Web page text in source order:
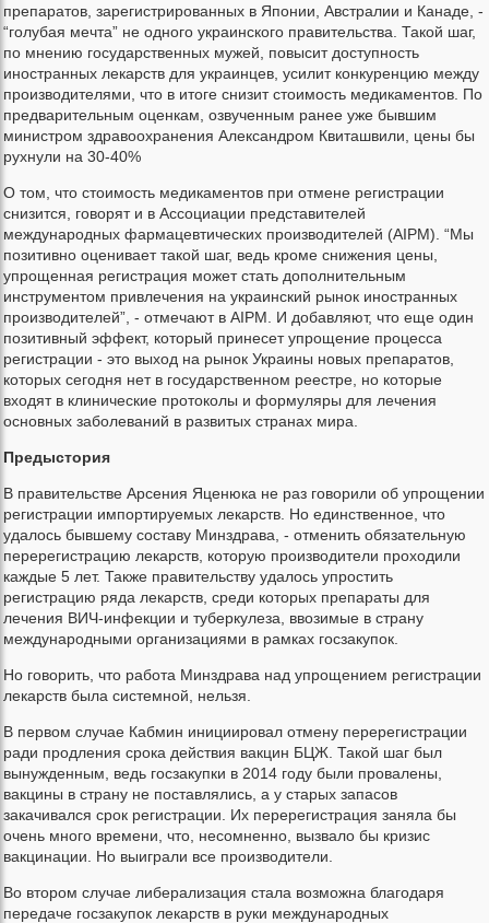
препаратов, зарегистрированных в Японии, Австралии и Канаде, -
“голубая мечта” не одного украинского правительства. Такой шаг,
по мнению государственных мужей, повысит доступность
иностранных лекарств для украинцев, усилит конкуренцию между
производителями, что в итоге снизит стоимость медикаментов. По
предварительным оценкам, озвученным ранее уже бывшим
министром здравоохранения Александром Квиташвили, цены бы
рухнули на 30-40%
О том, что стоимость медикаментов при отмене регистрации
снизится, говорят и в Ассоциации представителей
международных фармацевтических производителей (AIPM). “Мы
позитивно оценивает такой шаг, ведь кроме снижения цены,
упрощенная регистрация может стать дополнительным
инструментом привлечения на украинский рынок иностранных
производителей”, - отмечают в AIPM. И добавляют, что еще один
позитивный эффект, который принесет упрощение процесса
регистрации - это выход на рынок Украины новых препаратов,
которых сегодня нет в государственном реестре, но которые
входят в клинические протоколы и формуляры для лечения
основных заболеваний в развитых странах мира.
Предыстория
В правительстве Арсения Яценюка не раз говорили об упрощении
регистрации импортируемых лекарств. Но единственное, что
удалось бывшему составу Минздрава, - отменить обязательную
перерегистрацию лекарств, которую производители проходили
каждые 5 лет. Также правительству удалось упростить
регистрацию ряда лекарств, среди которых препараты для
лечения ВИЧ-инфекции и туберкулеза, ввозимые в страну
международными организациями в рамках госзакупок.
Но говорить, что работа Минздрава над упрощением регистрации
лекарств была системной, нельзя.
В первом случае Кабмин инициировал отмену перерегистрации
ради продления срока действия вакцин БЦЖ. Такой шаг был
вынужденным, ведь госзакупки в 2014 году были провалены,
вакцины в страну не поставлялись, а у старых запасов
закачивался срок регистрации. Их перерегистрация заняла бы
очень много времени, что, несомненно, вызвало бы кризис
вакцинации. Но выиграли все производители.
Во втором случае либерализация стала возможна благодаря
передаче госзакупок лекарств в руки международных